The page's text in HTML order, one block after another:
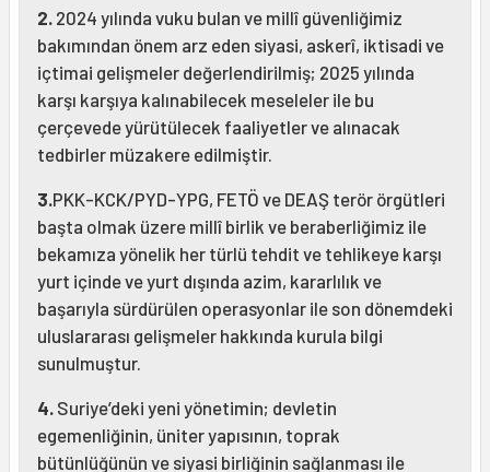
2. 2024 yılında vuku bulan ve millî güvenliğimiz
bakımından önem arz eden siyasi, askerî, iktisadi ve
içtimai gelişmeler değerlendirilmiş; 2025 yılında
karşı karşıya kalınabilecek meseleler ile bu
çerçevede yürütülecek faaliyetler ve alınacak
tedbirler müzakere edilmiştir.
3.PKK-KCK/PYD-YPG, FETÖ ve DEAŞ terör örgütleri
başta olmak üzere millî birlik ve beraberliğimiz ile
bekamıza yönelik her türlü tehdit ve tehlikeye karşı
yurt içinde ve yurt dışında azim, kararlılık ve
başarıyla sürdürülen operasyonlar ile son dönemdeki
uluslararası gelişmeler hakkında kurula bilgi
sunulmuştur.
4. Suriye’deki yeni yönetimin; devletin
egemenliğinin, üniter yapısının, toprak
bütünlüğünün ve siyasi birliğinin sağlanması ile